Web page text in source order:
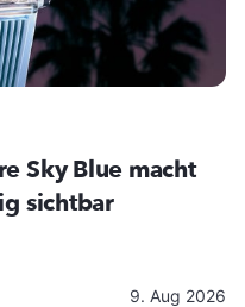
Sky Blue macht
sichtbar
9. Aug 2026